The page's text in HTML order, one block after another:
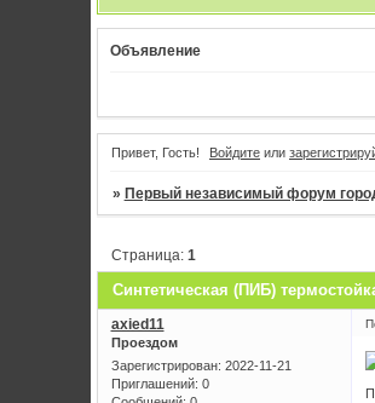
Объявление
Привет, Гость! Войдите или
» Первый независимый форум
Синтетическая (ПИБ)
Страница: 1
axied11
Проездом
Зарегистрирован: 2022-11-21
Приглашений: 0